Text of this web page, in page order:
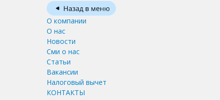
О компании
О нас
Новости
Сми о нас
Статьи
Вакансии
Налоговый вычет
КОНТАКТЫ